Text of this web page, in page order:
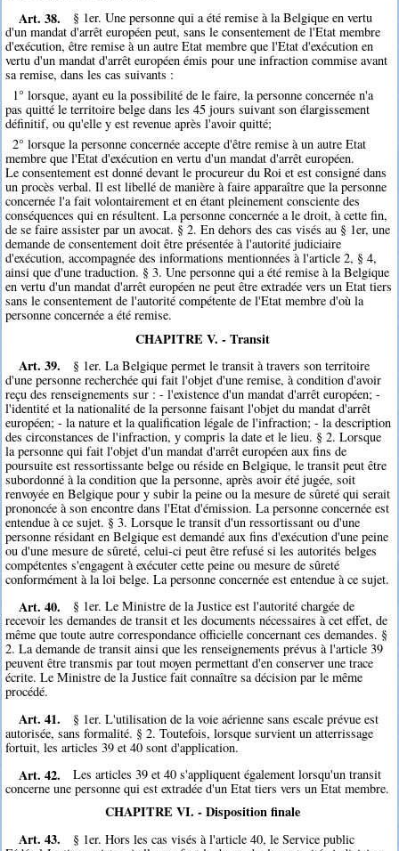
Art. 38.
§ 1er. Une personne qui a été remise à la Belgique en vertu
d'un mandat d'arrêt européen peut, sans le consentement de l'Etat membre
d'exécution, être remise à un autre Etat membre que l'Etat d'exécution en
vertu d'un mandat d'arrêt européen émis pour une infraction commise avant
sa remise, dans les cas suivants :
1° lorsque, ayant eu la possibilité de le faire, la personne concernée n'a
pas quitté le territoire belge dans les 45 jours suivant son élargissement
définitif, ou qu'elle y est revenue après l'avoir quitté;
2° lorsque la personne concernée accepte d'être remise à un autre Etat
membre que l'Etat d'exécution en vertu d'un mandat d'arrêt européen.
Le consentement est donné devant le procureur du Roi et est consigné dans
un procès verbal. Il est libellé de manière à faire apparaître que la personne
concernée l'a fait volontairement et en étant pleinement consciente des
conséquences qui en résultent. La personne concernée a le droit, à cette fin,
de se faire assister par un avocat. § 2. En dehors des cas visés au § 1er, une
demande de consentement doit être présentée à l'autorité judiciaire
d'exécution, accompagnée des informations mentionnées à l'article 2, § 4,
ainsi que d'une traduction. § 3. Une personne qui a été remise à la Belgique
en vertu d'un mandat d'arrêt européen ne peut être extradée vers un Etat tiers
sans le consentement de l'autorité compétente de l'Etat membre d'où la
personne concernée a été remise.
CHAPITRE V. - Transit
Art. 39.
§ 1er. La Belgique permet le transit à travers son territoire
d'une personne recherchée qui fait l'objet d'une remise, à condition d'avoir
reçu des renseignements sur : - l'existence d'un mandat d'arrêt européen; -
l'identité et la nationalité de la personne faisant l'objet du mandat d'arrêt
européen; - la nature et la qualification légale de l'infraction; - la description
des circonstances de l'infraction, y compris la date et le lieu. § 2. Lorsque
la personne qui fait l'objet d'un mandat d'arrêt européen aux fins de
poursuite est ressortissante belge ou réside en Belgique, le transit peut être
subordonné à la condition que la personne, après avoir été jugée, soit
renvoyée en Belgique pour y subir la peine ou la mesure de sûreté qui serait
prononcée à son encontre dans l'Etat d'émission. La personne concernée est
entendue à ce sujet. § 3. Lorsque le transit d'un ressortissant ou d'une
personne résidant en Belgique est demandé aux fins d'exécution d'une peine
ou d'une mesure de sûreté, celui-ci peut être refusé si les autorités belges
compétentes s'engagent à exécuter cette peine ou mesure de sûreté
conformément à la loi belge. La personne concernée est entendue à ce sujet.
Art. 40.
§ 1er. Le Ministre de la Justice est l'autorité chargée de
recevoir les demandes de transit et les documents nécessaires à cet effet, de
même que toute autre correspondance officielle concernant ces demandes. §
2. La demande de transit ainsi que les renseignements prévus à l'article 39
peuvent être transmis par tout moyen permettant d'en conserver une trace
écrite. Le Ministre de la Justice fait connaître sa décision par le même
procédé.
Art. 41.
§ 1er. L'utilisation de la voie aérienne sans escale prévue est
autorisée, sans formalité. § 2. Toutefois, lorsque survient un atterrissage
fortuit, les articles 39 et 40 sont d'application.
Art. 42.
Les articles 39 et 40 s'appliquent également lorsqu'un transit
concerne une personne qui est extradée d'un Etat tiers vers un Etat membre.
CHAPITRE VI. - Disposition finale
Art. 43.
§ 1er. Hors les cas visés à l'article 40, le Service public